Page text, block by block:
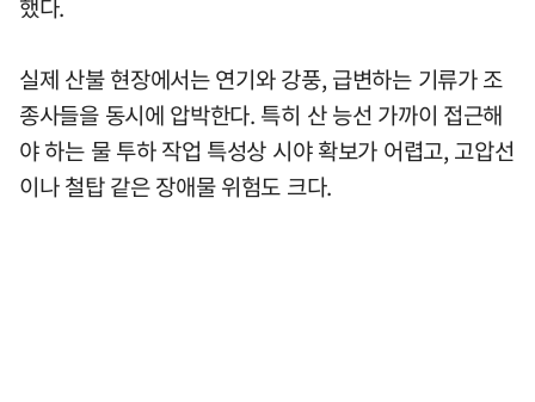
했다.
실제 산불 현장에서는 연기와 강풍, 급변하는 기류가 조
종사들을 동시에 압박한다. 특히 산 능선 가까이 접근해
야 하는 물 투하 작업 특성상 시야 확보가 어렵고, 고압선
이나 철탑 같은 장애물 위험도 크다.